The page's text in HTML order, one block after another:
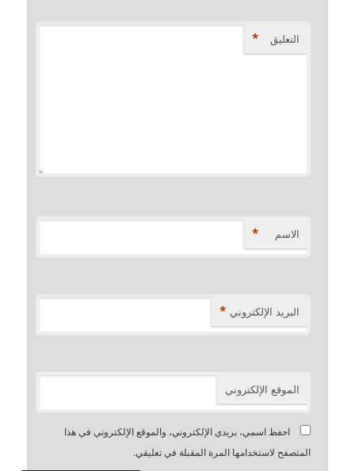
التعليق *
الاسم *
البريد الإلكتروني *
الموقع الإلكتروني
احفظ اسمي، بريدي الإلكتروني، والموقع الإلكتروني في هذا
المتصفح لاستخدامها المرة المقبلة في تعليقي.